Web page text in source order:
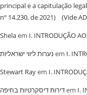
principal e a capitulação
nº 14.230, de 2021) (Vide
Shelaem I. INTRODUÇÃO
נערות ליווי ישראליות em I.
Stewart Rayem I.
‏דירות דיסקרטיות בחיפהem I.